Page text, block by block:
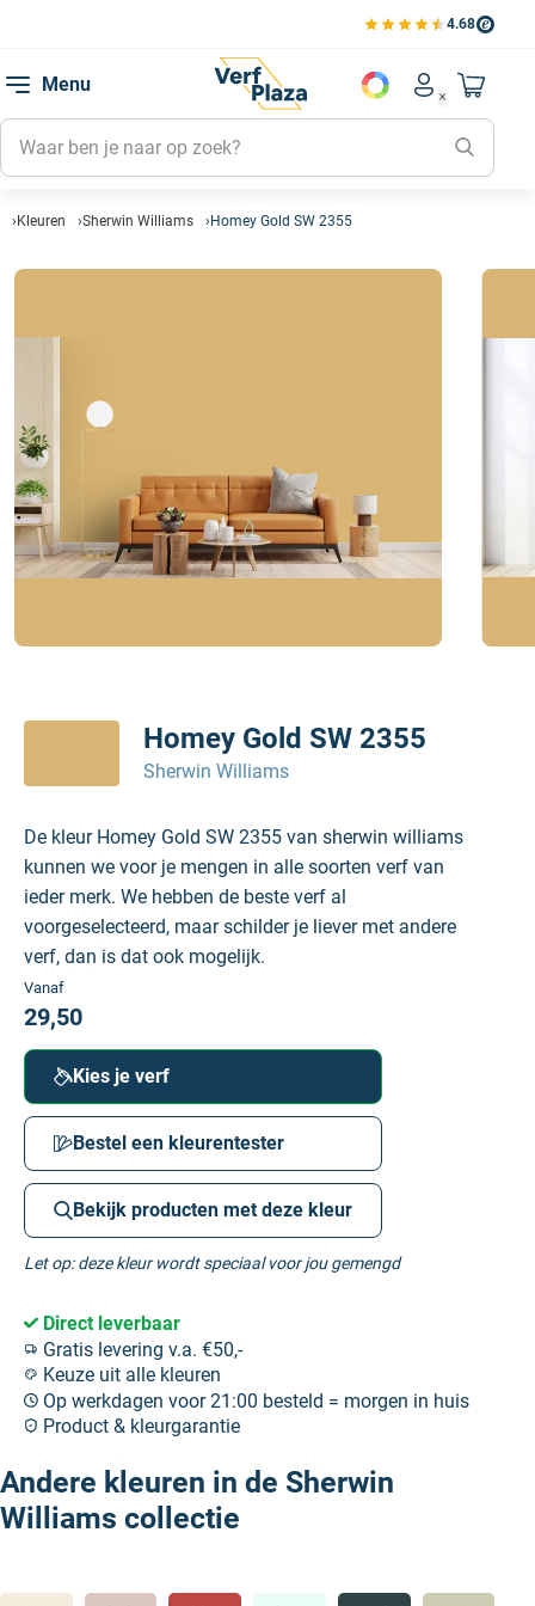
4.68
Bekijk de verfplaza
Menu
Account
Mijn
Mijn
Mijn
Naar
Kleuren Sherwin Williams Homey Gold SW 2355
Homey Gold SW 2355
Sherwin Williams
De kleur Homey Gold SW 2355 van sherwin williams
kunnen we voor je mengen in alle soorten verf van
ieder merk. We hebben de beste verf al
voorgeselecteerd, maar schilder je liever met andere
verf, dan is dat ook mogelijk.
Vanaf
29,50
Kies je verf
Bestel een kleurentester
Bekijk producten met deze kleur
Let op: deze kleur wordt speciaal voor jou gemengd
Direct leverbaar
Gratis levering v.a. €50,-
Keuze uit alle kleuren
Op werkdagen voor 21:00 besteld = morgen in huis
Product & kleurgarantie
Andere kleuren in de Sherwin
Williams collectie